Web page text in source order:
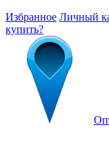
Избранное Личный
купить?